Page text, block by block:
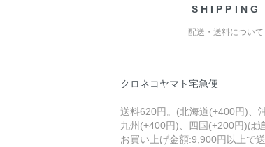
SHIPPING
配送・送料について
クロネコヤマト宅急便
送料620円。(北海道(+400円)、
九州(+400円)、四国(+200円)は
お買い上げ金額:9,900円以上で送